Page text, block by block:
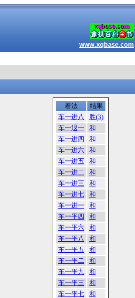
www.xqbase.com
着法
结果
车一进八
胜(3)
车一退一
和
车一进四
和
车一进六
和
车一进五
和
车一进二
和
车一进三
和
车一进七
和
车一进一
和
车一平四
和
车一平六
和
车一平八
和
车一平五
和
车一平二
和
车一平九
和
车一平三
和
车一平七
和